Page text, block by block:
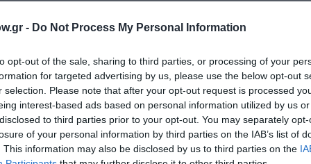
- Do Not Process My Personal Information
opt-out of the sale, sharing to third parties, or processing of your
for targeted advertising by us, please use the below opt-out
selection. Please note that after your opt-out request is processed
interest-based ads based on personal information utilized by us
to third parties prior to your opt-out. You may separately
of your personal information by third parties on the IAB’s list of
This information may also be disclosed by us to third parties on the
Samuele Livornese[Ιταλία],Αγγελίνα
κοινότητας
Οπτική Επικοινωνία:Ειρήνη Τζαβάρα
installation art & graffiti για το ΠΑΡΩΝ της Ευρώπης
θα μοιάζει το πρόσωπο της Ευρώπης;” (Derrida)
του πολιτισμού, της ελευθερίας.